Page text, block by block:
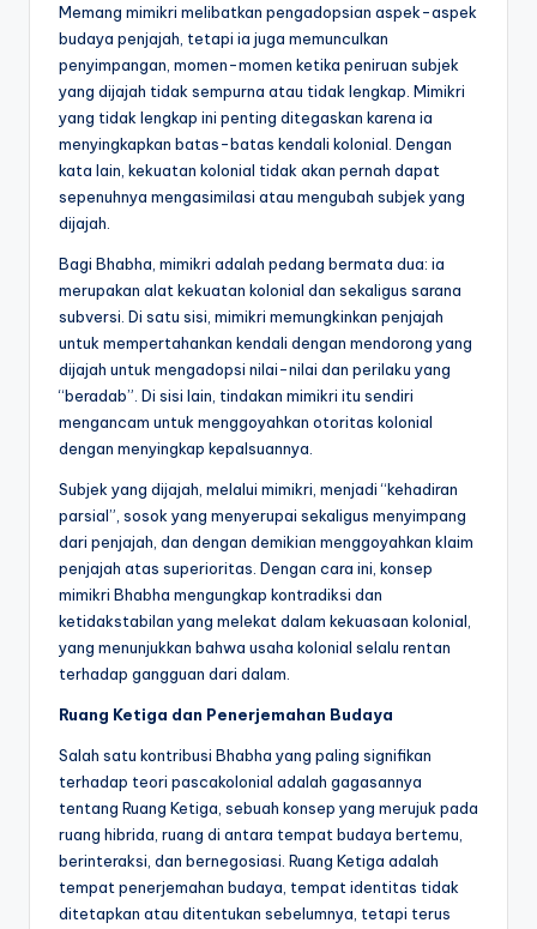
Memang mimikri melibatkan pengadopsian aspek-aspek
budaya penjajah, tetapi ia juga memunculkan
penyimpangan, momen-momen ketika peniruan subjek
yang dijajah tidak sempurna atau tidak lengkap. Mimikri
yang tidak lengkap ini penting ditegaskan karena ia
menyingkapkan batas-batas kendali kolonial. Dengan
kata lain, kekuatan kolonial tidak akan pernah dapat
sepenuhnya mengasimilasi atau mengubah subjek yang
dijajah.
Bagi Bhabha, mimikri adalah pedang bermata dua: ia
merupakan alat kekuatan kolonial dan sekaligus sarana
subversi. Di satu sisi, mimikri memungkinkan penjajah
untuk mempertahankan kendali dengan mendorong yang
dijajah untuk mengadopsi nilai-nilai dan perilaku yang
“beradab”. Di sisi lain, tindakan mimikri itu sendiri
mengancam untuk menggoyahkan otoritas kolonial
dengan menyingkap kepalsuannya.
Subjek yang dijajah, melalui mimikri, menjadi “kehadiran
parsial”, sosok yang menyerupai sekaligus menyimpang
dari penjajah, dan dengan demikian menggoyahkan klaim
penjajah atas superioritas. Dengan cara ini, konsep
mimikri Bhabha mengungkap kontradiksi dan
ketidakstabilan yang melekat dalam kekuasaan kolonial,
yang menunjukkan bahwa usaha kolonial selalu rentan
terhadap gangguan dari dalam.
Ruang Ketiga dan Penerjemahan Budaya
Salah satu kontribusi Bhabha yang paling signifikan
terhadap teori pascakolonial adalah gagasannya
tentang Ruang Ketiga, sebuah konsep yang merujuk pada
ruang hibrida, ruang di antara tempat budaya bertemu,
berinteraksi, dan bernegosiasi. Ruang Ketiga adalah
tempat penerjemahan budaya, tempat identitas tidak
ditetapkan atau ditentukan sebelumnya, tetapi terus